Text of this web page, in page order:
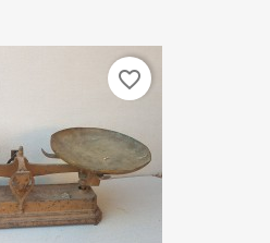
favorite_border